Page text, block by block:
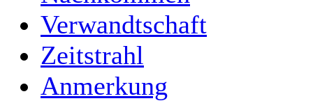
Verwandtschaft
Zeitstrahl
Anmerkung